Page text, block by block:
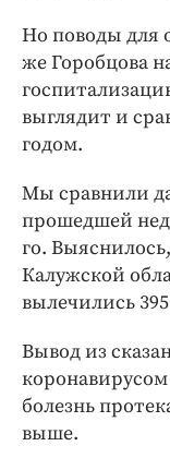
Но поводы для
же Горобцова
выглядит и
годом.
Мы сравнили
прошедшей
го.
Калужской
вылечились
Вывод из
болезнь
выше.